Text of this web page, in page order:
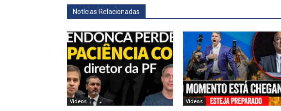
Notícias Relacionadas
Vídeos Vídeos